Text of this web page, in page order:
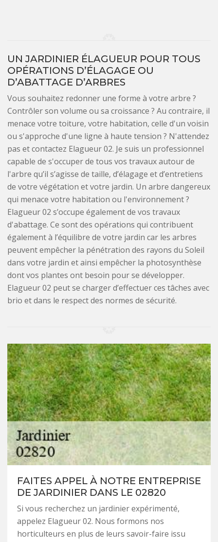
UN JARDINIER ÉLAGUEUR POUR TOUS
OPÉRATIONS D’ÉLAGAGE OU
D’ABATTAGE D’ARBRES
Vous souhaitez redonner une forme à votre arbre ?
Contrôler son volume ou sa croissance ? Au contraire, il
menace votre toiture, votre habitation, celle d'un voisin
ou s'approche d'une ligne à haute tension ? N'attendez
pas et contactez Elagueur 02. Je suis un professionnel
capable de s'occuper de tous vos travaux autour de
l'arbre qu’il s’agisse de taille, d’élagage et d’entretiens
de votre végétation et votre jardin. Un arbre dangereux
qui menace votre habitation ou l'environnement ?
Elagueur 02 s’occupe également de vos travaux
d'abattage. Ce sont des opérations qui contribuent
également à l’équilibre de votre jardin car les arbres
peuvent empêcher la pénétration des rayons du Soleil
dans votre jardin et ainsi empêcher la photosynthèse
dont vos plantes ont besoin pour se développer.
Elagueur 02 peut se charger d’effectuer ces tâches avec
brio et dans le respect des normes de sécurité.
FAITES APPEL À NOTRE ENTREPRISE
DE JARDINIER DANS LE 02820
Si vous recherchez un jardinier expérimenté,
appelez Elagueur 02. Nous formons nos
horticulteurs en plus de leurs savoir-faire issu